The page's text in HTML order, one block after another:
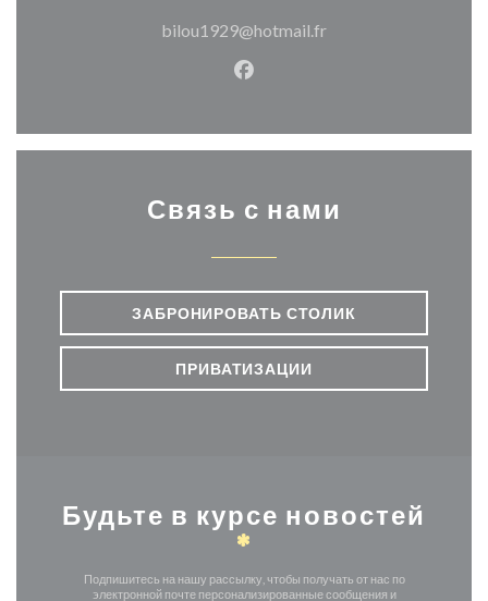
bilou1929@hotmail.fr
Facebook ((открывается в
Связь с нами
ЗАБРОНИРОВАТЬ СТОЛИК
ПРИВАТИЗАЦИИ
Будьте в курсе новостей
*
Подпишитесь на нашу рассылку, чтобы получать от нас по
электронной почте персонализированные сообщения и